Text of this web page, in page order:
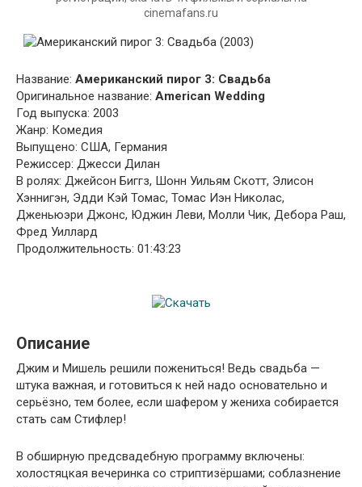
cinemafans.ru
Название: Американский пирог 3: Свадьба
Оригинальное название: American Wedding
Год выпуска: 2003
Жанр: Комедия
Выпущено: США, Германия
Режиссер: Джесси Дилан
В ролях: Джейсон Биггз, Шонн Уильям Скотт, Элисон
Хэннигэн, Эдди Кэй Томас, Томас Иэн Николас,
Дженьюэри Джонс, Юджин Леви, Молли Чик, Дебора Раш,
Фред Уиллард
Продолжительность: 01:43:23
Описание
Джим и Мишель решили пожениться! Ведь свадьба —
штука важная, и готовиться к ней надо основательно и
серьёзно, тем более, если шафером у жениха собирается
стать сам Стифлер!
В обширную предсвадебную программу включены:
холостяцкая вечеринка со стриптизёршами; соблазнение